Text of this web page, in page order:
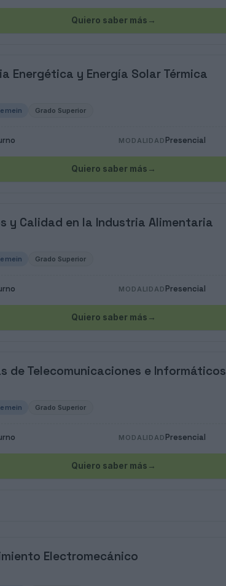
Quiero saber más →
Energética y Energía Solar Térmica
Grado Superior
MODALIDAD Presencial
Quiero saber más →
y Calidad en la Industria Alimentaria
Grado Superior
MODALIDAD Presencial
Quiero saber más →
de Telecomunicaciones e Informáticos
Grado Superior
MODALIDAD Presencial
Quiero saber más →
Electromecánico